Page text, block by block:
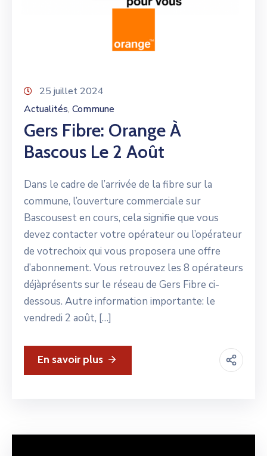
25 juillet 2024
Actualités‚ Commune
Gers Fibre: Orange À
Bascous Le 2 Août
Dans le cadre de l’arrivée de la fibre sur la
commune, l’ouverture commerciale sur
Bascousest en cours, cela signifie que vous
devez contacter votre opérateur ou l’opérateur
de votrechoix qui vous proposera une offre
d’abonnement. Vous retrouvez les 8 opérateurs
déjàprésents sur le réseau de Gers Fibre ci-
dessous. Autre information importante: le
vendredi 2 août, […]
En savoir plus